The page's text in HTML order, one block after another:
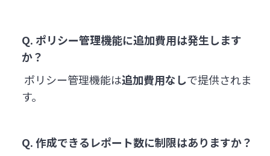
Q. ポリシー管理機能に追加費用は発生します
か？
ポリシー管理機能は追加費用なしで提供されま
す。
Q. 作成できるレポート数に制限はありますか？